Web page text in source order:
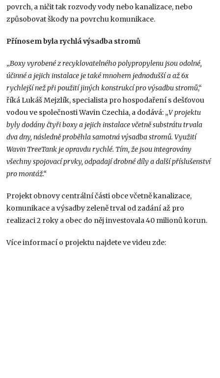
povrch, a ničit tak rozvody vody nebo kanalizace, nebo
způsobovat škody na povrchu komunikace.
Přínosem byla rychlá výsadba stromů
„Boxy vyrobené z recyklovatelného polypropylenu jsou odolné,
účinné a jejich instalace je také mnohem jednodušší a až 6x
rychlejší než při použití jiných konstrukcí pro výsadbu stromů,“
říká Lukáš Mejzlík, specialista pro hospodaření s dešťovou
vodou ve společnosti Wavin Czechia, a dodává: „V projektu
byly dodány čtyři boxy a jejich instalace včetně substrátu trvala
dva dny, následně proběhla samotná výsadba stromů. Využití
Wavin TreeTank je opravdu rychlé. Tím, že jsou integrovány
všechny spojovací prvky, odpadají drobné díly a další příslušenství
pro montáž.“
Projekt obnovy centrální části obce včetně kanalizace,
komunikace a výsadby zeleně trval od zadání až pro
realizaci 2 roky a obec do něj investovala 40 milionů korun.
Více informací o projektu najdete ve videu zde: